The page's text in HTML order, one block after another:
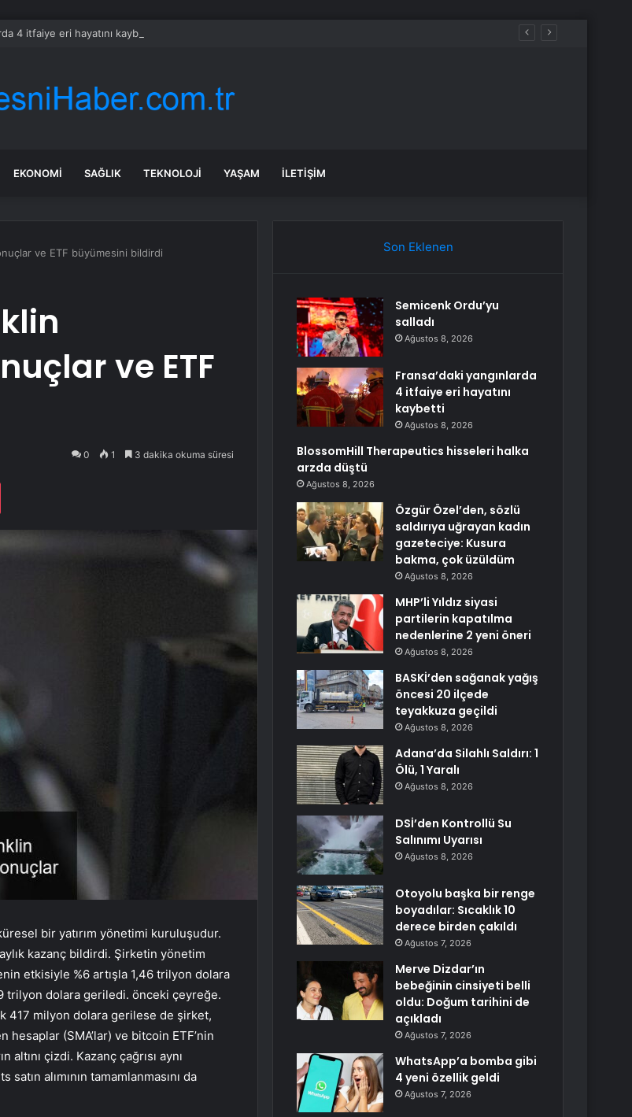
4 itfaiye eri hayatını kaybetti
EKONOMI SAĞLIK TEKNOLOJI YAŞAM İLETIŞIM
ve ETF büyümesini bildirdi
ve ETF
0 1 3 dakika okuma süresi
Pocket
bir yatırım yönetimi kuruluşudur.
kazanç bildirdi. Şirketin yönetim
etkisiyle %6 artışla 1,46 trilyon dolara
trilyon dolara geriledi. önceki çeyreğe.
417 milyon dolara gerilese de şirket,
hesaplar (SMA’lar) ve bitcoin ETF’nin
çizdi. Kazanç çağrısı aynı
alımının tamamlanmasını da
Son Eklenen
Semicenk Ordu’yu
salladı
Ağustos 8, 2026
Fransa’daki yangınlarda
4 itfaiye eri hayatını
kaybetti
Ağustos 8, 2026
BlossomHill Therapeutics hisseleri halka
arzda düştü
Ağustos 8, 2026
Özgür Özel’den, sözlü
saldırıya uğrayan kadın
gazeteciye: Kusura
bakma, çok üzüldüm
Ağustos 8, 2026
MHP’li Yıldız siyasi
partilerin kapatılma
nedenlerine 2 yeni öneri
Ağustos 8, 2026
BASKİ’den sağanak yağış
öncesi 20 ilçede
teyakkuza geçildi
Ağustos 8, 2026
Adana’da Silahlı Saldırı: 1
Ölü, 1 Yaralı
Ağustos 8, 2026
DSİ’den Kontrollü Su
Salınımı Uyarısı
Ağustos 8, 2026
Otoyolu başka bir renge
boyadılar: Sıcaklık 10
derece birden çakıldı
Ağustos 7, 2026
Merve Dizdar’ın
bebeğinin cinsiyeti belli
oldu: Doğum tarihini de
açıkladı
Ağustos 7, 2026
WhatsApp’a bomba gibi
4 yeni özellik geldi
Ağustos 7, 2026